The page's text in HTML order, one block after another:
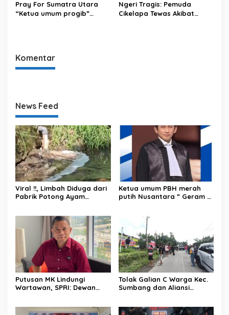
Pray For Sumatra Utara
“Ketua umum progib”
Ngeri Tragis: Pemuda
Cikelapa Tewas Akibat
Komentar
News Feed
Viral !!, Limbah Diduga dari
Pabrik Potong Ayam
Berbau Menyengat
Ketua umum PBH merah
putih Nusantara ” Geram ”
Andrie yunus oleh OTK.
Putusan MK Lindungi
Wartawan, SPRI: Dewan
Tolak Galian C Warga Kec.
Sumbang dan Aliansi
Gunung Slamet